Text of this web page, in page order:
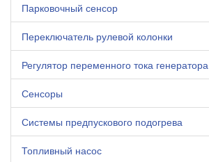
Парковочный сенсор
Переключатель рулевой колонки
Регулятор переменного тока генератора
Сенсоры
Системы предпускового подогрева
Топливный насос